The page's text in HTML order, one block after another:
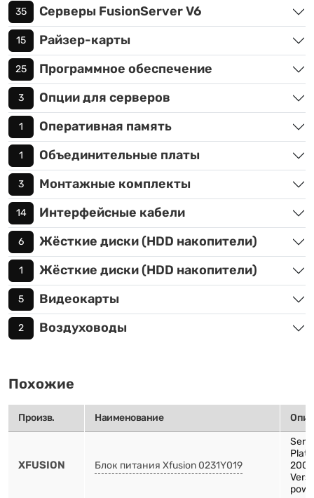
35 Серверы FusionServer V6
15 Райзер-карты
25 Программное обеспечение
3 Опции для серверов
1 Оперативная память
1 Объединительные платы
3 Монтажные комплекты
14 Интерфейсные кабели
6 Жёсткие диски (HDD накопители)
1 Жёсткие диски (HDD накопители)
5 Видеокарты
2 Воздуховоды
Похожие
Произв. Наименование
XFUSION Блок питания Xfusion 0231Y019